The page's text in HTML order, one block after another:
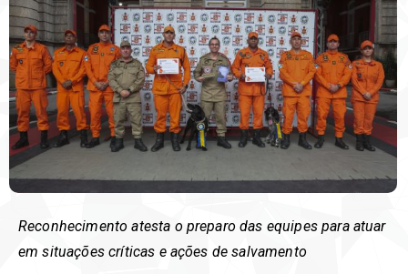
Reconhecimento atesta o preparo das equipes para atuar
em situações críticas e ações de salvamento